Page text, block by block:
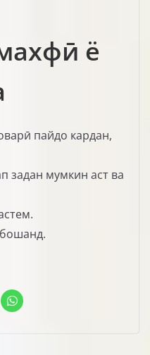
ё
пайдо кардан,
задан мумкин аст ва